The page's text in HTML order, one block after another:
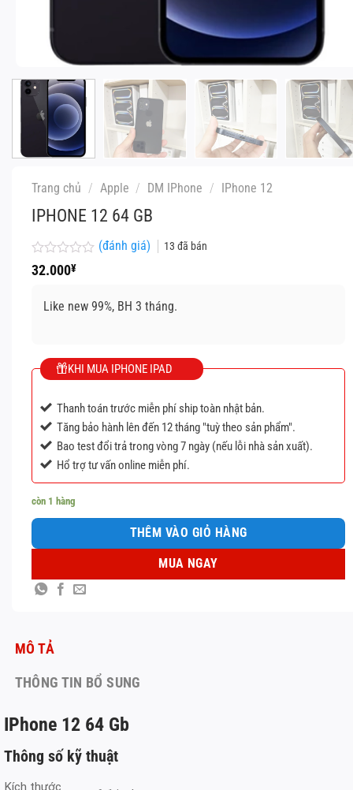
Trang chủ / Apple / DM IPhone / IPhone 12
IPHONE 12 64 GB
Được
xếp
(đánh giá) 13 đã bán
32.000¥
Like new 99%, BH 3 tháng.
KHI MUA IPHONE IPAD
Thanh toán trước miễn phí ship toàn nhật bản.
Tăng bảo hành lên đến 12 tháng "tuỳ theo sản phẩm".
Bao test đổi trả trong vòng 7 ngày (nếu lỗi nhà sản xuất).
Hổ trợ tư vấn online miễn phí.
còn 1 hàng
THÊM VÀO GIỎ HÀNG
MUA NGAY
MÔ TẢ
THÔNG TIN BỔ SUNG
IPhone 12 64 Gb
Thông số kỹ thuật
Kích thước